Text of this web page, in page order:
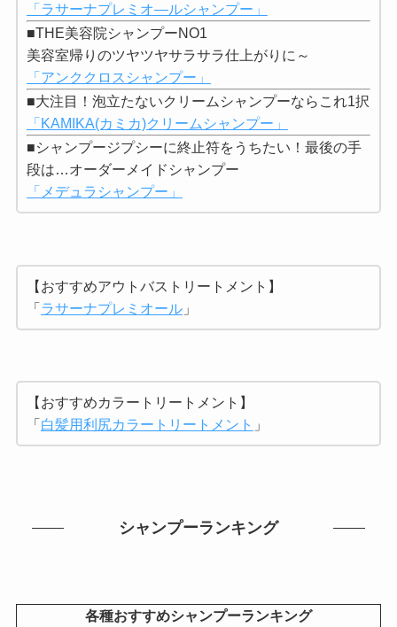
「ラサーナプレミオ―ルシャンプー」
■THE美容院シャンプーNO1
美容室帰りのツヤツヤサラサラ仕上がりに～
「アンククロスシャンプー」
■大注目！泡立たないクリームシャンプーならこれ1択
「KAMIKA(カミカ)クリームシャンプー」
■シャンプージプシーに終止符をうちたい！最後の手
段は…オーダーメイドシャンプー
「メデュラシャンプー」
【おすすめアウトバストリートメント】
「ラサーナプレミオール」
【おすすめカラートリートメント】
「白髪用利尻カラートリートメント 」
シャンプーランキング
各種おすすめシャンプーランキング